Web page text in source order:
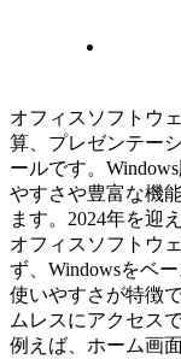
オフィスソフトウ
算、プレゼンテー
ールです。
やすさや豊富な機
ます。2024年を迎
オフィスソフトウ
ず、Windowsをベ
使いやすさが特徴
ムレスにアクセス
例えば、ホーム画